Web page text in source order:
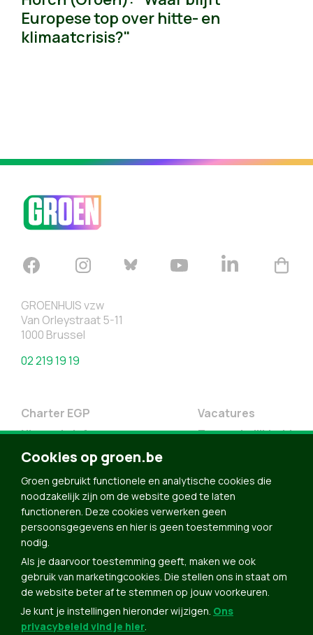
Europese top over hitte- en
klimaatcrisis?"
GROENHUIS vzw
Van Orleystraat 5-11
1000 Brussel
02 219 19 19
Charter EGP
Nieuwsbrief
Doe Mee
Contact
Groen in je buurt
Meldpunt
Vacatures
Toegankelijkheid
Word lid
Agenda
Bekijk kalender
Verleng je lidmaatschap
Cookies op groen.be
Groen gebruikt functionele en analytische cookies die
noodzakelijk zijn om de website goed te laten
functioneren. Deze cookies verwerken geen
persoonsgegevens en hier is geen toestemming voor
nodig.
Als je daarvoor toestemming geeft, maken we ook
gebruik van marketingcookies. Die stellen ons in staat om
de website beter af te stemmen op jouw voorkeuren.
Je kunt je instellingen hieronder wijzigen. Ons
privacybeleid vind je hier.